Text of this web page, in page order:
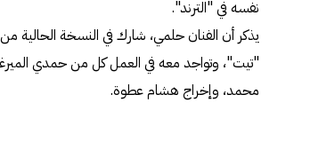
نفسه في "الترند".
يذكر أن الفنان حلمي، شارك في النسخة
"تيت"، وتواجد معه في العمل كل من حمدي
محمد، وإخراج هشام عطوة.